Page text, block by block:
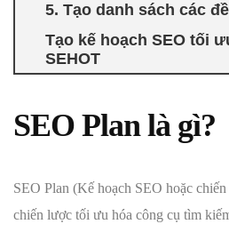
5. Tạo danh sách các
Tạo kế hoạch SEO tối
SEHOT
SEO Plan là gì?
SEO Plan (Kế hoạch SEO hoặc
chiến lược tối ưu hóa công cụ tìm